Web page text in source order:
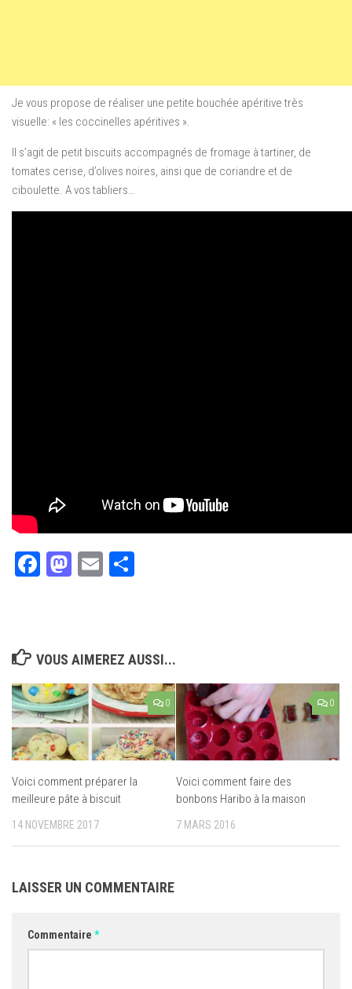
Je vous propose de réaliser une petite bouchée apéritive très
visuelle: « les coccinelles apéritives ».
Il s’agit de petit biscuits accompagnés de fromage à tartiner, de
tomates cerise, d’olives noires, ainsi que de coriandre et de
ciboulette. A vos tabliers…
Facebook
Mastodon
Email
VOUS AIMEREZ AUSSI...
0
Voici comment préparer la
meilleure pâte à biscuit
14 NOVEMBRE 2017
0
Voici comment faire des
bonbons Haribo à la maison
7 MARS 2016
LAISSER UN COMMENTAIRE
Commentaire *